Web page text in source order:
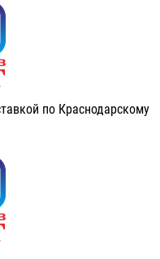
по Краснодарскому